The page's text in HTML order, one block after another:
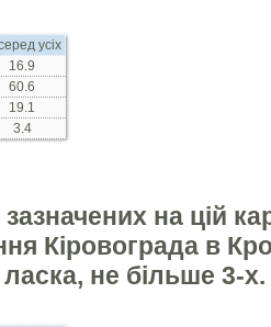
усіх
16.9
60.6
19.1
3.4
зазначених на цій
Кіровограда в
не більше 3-х.